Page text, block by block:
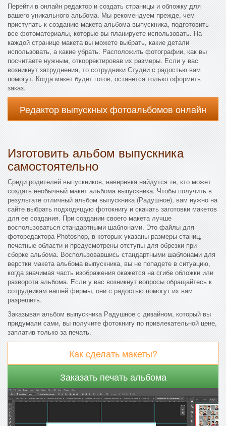
Перейти в онлайн редактор и создать страницы и обложку для
вашего уникального альбома. Мы рекомендуем прежде, чем
приступать к созданию макета альбома выпускника, подготовить
все фотоматериалы, которые вы планируете использовать. На
каждой странице макета вы можете выбрать, какие детали
использовать, а какие убрать. Расположить фотографии, как вы
посчитаете нужным, откорректировав их размеры. Если у вас
возникнут затруднения, то сотрудники Студии с радостью вам
помогут. Когда макет будет готов, останется только оформить
заказ.
Редактор выпускных фотоальбомов онлайн
Изготовить альбом выпускника
самостоятельно
Среди родителей выпускников, наверняка найдутся те, кто может
создать необычный макет альбома выпускника. Чтобы получить в
результате отличный альбом выпускника (Радушное), вам нужно на
сайте выбрать подходящую фотокнигу и скачать заготовки макетов
для ее создания. При создании своего макета лучше
воспользоваться стандартными шаблонами. Это файлы для
фоторедактора Photoshop, в которых указаны размеры станиц,
печатные области и предусмотрены отступы для обрезки при
сборке альбома. Воспользовавшись стандартными шаблонами для
верстки макета альбома выпускника, вы не попадете в ситуацию,
когда значимая часть изображения окажется на сгибе обложки или
разворота альбома. Если у вас возникнут вопросы обращайтесь к
сотрудникам нашей фирмы, они с радостью помогут их вам
разрешить.
Заказывая альбом выпускника Радушное с дизайном, который вы
придумали сами, вы получите фотокнигу по привлекательной цене,
заплатив только за печать.
Как сделать макеты?
Заказать печать альбома